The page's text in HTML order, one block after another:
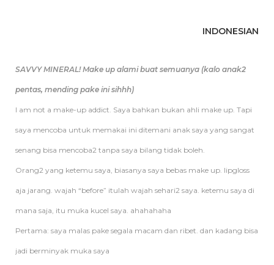
INDONESIAN
SAVVY MINERAL! Make up alami buat semuanya (kalo anak2
pentas, mending pake ini sihhh)
I am not a make-up addict. Saya bahkan bukan ahli make up. Tapi
saya mencoba untuk memakai ini ditemani anak saya yang sangat
senang bisa mencoba2 tanpa saya bilang tidak boleh.
Orang2 yang ketemu saya, biasanya saya bebas make up. lipgloss
aja jarang. wajah “before” itulah wajah sehari2 saya. ketemu saya di
mana saja, itu muka kucel saya. ahahahaha
Pertama: saya malas pake segala macam dan ribet. dan kadang bisa
jadi berminyak muka saya